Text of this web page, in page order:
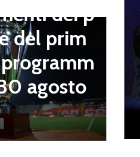
dei p
del prim
agosto